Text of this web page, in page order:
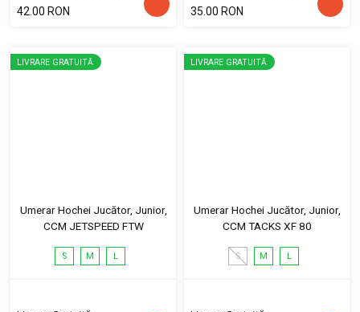
42.00 RON
35.00 RON
LIVRARE GRATUITĂ
Umerar Hochei Jucător, Junior,
CCM JETSPEED FTW
S M L
LIVRARE GRATUITĂ
Umerar Hochei Jucător, Junior,
CCM TACKS XF 80
S M L